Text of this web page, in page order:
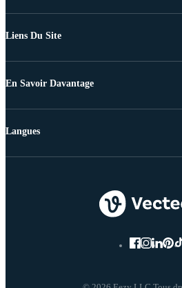
Liens Du Site
En Savoir Davantage
Langues